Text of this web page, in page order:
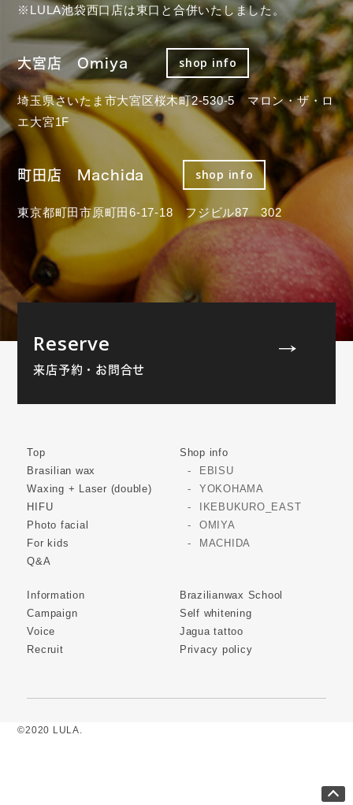
※LULA池袋西口店は東口と合併いたしました。
大宮店 Omiya shop info
埼玉県さいたま市大宮区桜木町2-530-5 マロン・ザ・ロ
エ大宮1F
町田店 Machida shop info
東京都町田市原町田6-17-18 フジビル87 302
Reserve
来店予約・お問合せ
Top
Brasilian wax
Waxing + Laser (double)
HIFU
Photo facial
For kids
Q&A
Shop info
EBISU
YOKOHAMA
IKEBUKURO_EAST
OMIYA
MACHIDA
Information
Campaign
Voice
Recruit
Brazilianwax School
Self whitening
Jagua tattoo
Privacy policy
©2020 LULA.